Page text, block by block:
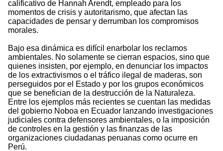
calificativo de Hannah Arendt, empleado para los
momentos de crisis y autoritarismo, que afectan las
capacidades de pensar y derrumban los compromisos
morales.
Bajo esa dinámica es difícil enarbolar los reclamos
ambientales. No solamente se cierran espacios, sino que
quienes insisten, por ejemplo, en denunciar los impactos
de los extractivismos o el tráfico ilegal de maderas, son
perseguidos por el Estado y por los grupos económicos
que se benefician de la destrucción de la Naturaleza.
Entre los ejemplos más recientes se cuentan las medidas
del gobierno Noboa en Ecuador lanzando investigaciones
judiciales contra defensores ambientales, o la imposición
de controles en la gestión y las finanzas de las
organizaciones ciudadanas peruanas como ocurre en
Perú.